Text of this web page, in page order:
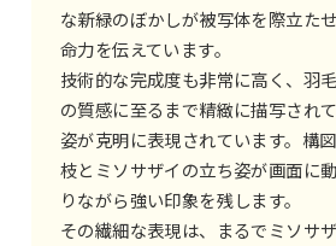
な新緑のぼかしが被写体を際立た
命力を伝えています。
技術的な完成度も非常に高く、羽
の質感に至るまで精緻に描写され
姿が克明に表現されています。構
枝とミソサザイの立ち姿が画面に
りながら強い印象を残します。
その繊細な表現は、まるでミソサ